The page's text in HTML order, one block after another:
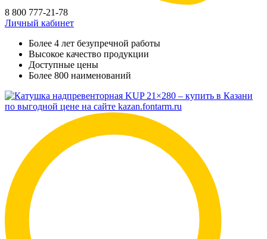
8 800 777-21-78
Личный кабинет
Более 4 лет безупречной работы
Высокое качество продукции
Доступные цены
Более 800 наименований